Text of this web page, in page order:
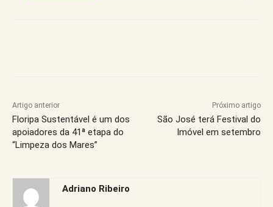
Artigo anterior
Floripa Sustentável é um dos
apoiadores da 41ª etapa do
“Limpeza dos Mares”
Próximo artigo
São José terá Festival do
Imóvel em setembro
Adriano Ribeiro